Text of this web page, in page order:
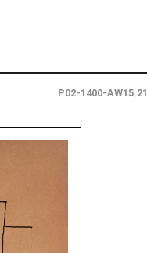
P02-1400-AW15.21